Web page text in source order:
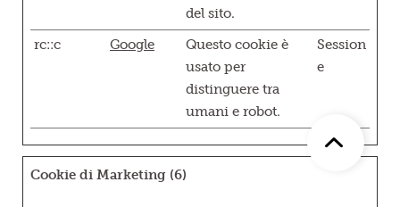
del sito.
rc::c Google
Questo cookie è
usato per
distinguere tra
umani e robot.
Session
e
Cookie di Marketing (6)